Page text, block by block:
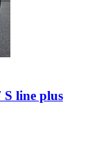
S line plus